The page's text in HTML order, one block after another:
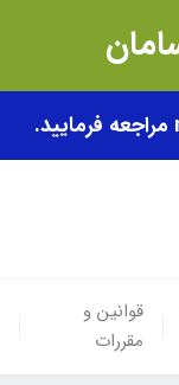
قوانین و
مقررات